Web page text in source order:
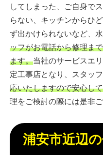
してしまった、ご自身で
らない、キッチンからひ
ず出かけられないなど、
ッフがお電話から修理ま
ます。当社のサービスエ
定工事店となり、スタッ
応いたしますので安心し
理をご検討の際には是非ご
浦安市近辺